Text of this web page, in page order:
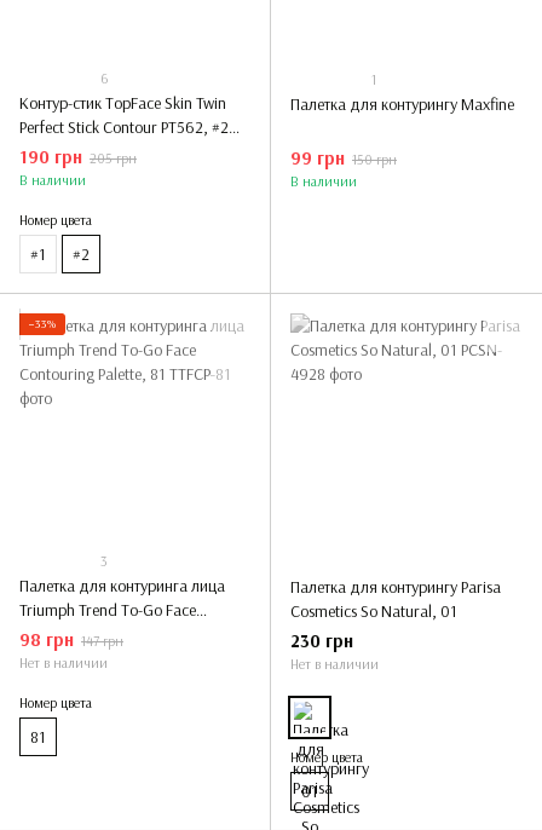
6
Контур-стик TopFace Skin Twin
Perfect Stick Contour PT562, #2
Top Chic
190 грн 205 грн
В наличии
Номер цвета
#1 #2
1
Палетка для контурингу Maxfine
99 грн 150 грн
В наличии
−33%
3
Палетка для контуринга лица
Triumph Trend To-Go Face
Contouring Palette, 81
98 грн 147 грн
Нет в наличии
Номер цвета
81
Палетка для контурингу Parisa
Cosmetics So Natural, 01
230 грн
Нет в наличии
Номер цвета
01